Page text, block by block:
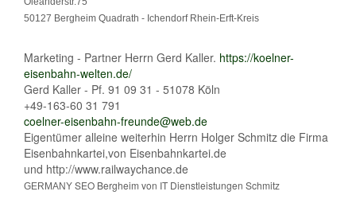
50127 Bergheim Quadrath - Ichendorf Rhein-Erft-Kreis
Marketing - Partner Herrn Gerd Kaller. https://koelner-
eisenbahn-welten.de/
Gerd Kaller - Pf. 91 09 31 - 51078 Köln
+49-163-60 31 791
coelner-eisenbahn-freunde@web.de
Eigentümer alleine weiterhin Herrn Holger Schmitz die Firma
Eisenbahnkartei,von Eisenbahnkartei.de
und http://www.railwaychance.de
GERMANY SEO Bergheim von IT Dienstleistungen Schmitz